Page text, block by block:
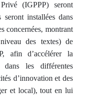
(IGPPP) seront
seront installées dans
concernées, montrant
des textes) de
afin d’accélérer la
dans les différentes
d’innovation et des
et local), tout en lui